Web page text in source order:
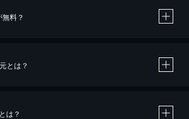
料？
とは？
は？